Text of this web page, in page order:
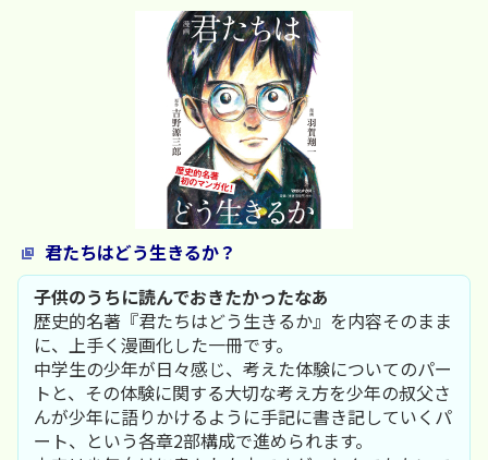
君たちはどう生きるか？
子供のうちに読んでおきたかったなあ
歴史的名著『君たちはどう生きるか』を内容そのまま
に、上手く漫画化した一冊です。
中学生の少年が日々感じ、考えた体験についてのパー
トと、その体験に関する大切な考え方を少年の叔父さ
んが少年に語りかけるように手記に書き記していくパ
ート、という各章2部構成で進められます。